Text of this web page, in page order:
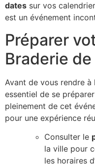
dates sur vos
est un événement
Préparer
Braderie
Avant de vous rendre à
essentiel de se
pleinement de cet
pour une expérience
Consulter le
la ville pour
les horaires